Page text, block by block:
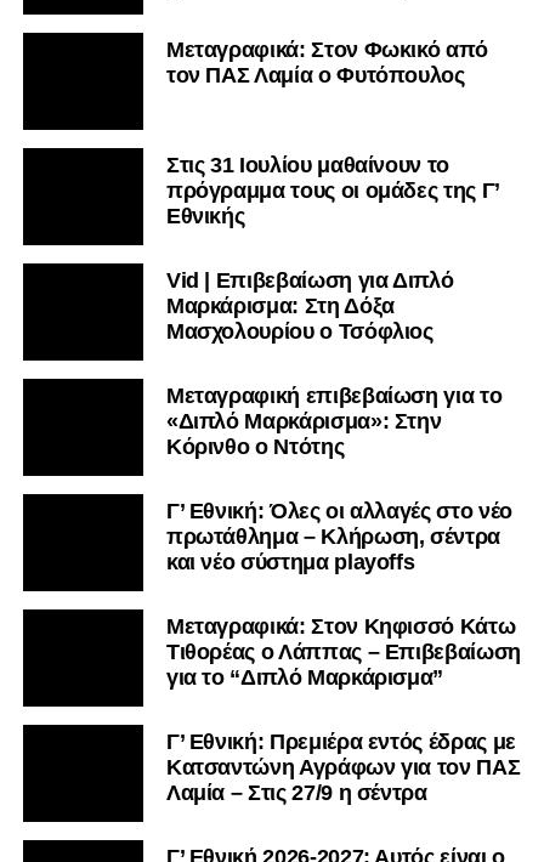
Μεταγραφικά: Στον Φωκικό από
τον ΠΑΣ Λαμία ο Φυτόπουλος
Στις 31 Ιουλίου μαθαίνουν το
πρόγραμμα τους οι ομάδες της Γ’
Εθνικής
Vid | Επιβεβαίωση για Διπλό
Μαρκάρισμα: Στη Δόξα
Μασχολουρίου ο Τσόφλιος
Μεταγραφική επιβεβαίωση για το
«Διπλό Μαρκάρισμα»: Στην
Κόρινθο ο Ντότης
Γ’ Εθνική: Όλες οι αλλαγές στο νέο
πρωτάθλημα – Κλήρωση, σέντρα
και νέο σύστημα playoffs
Μεταγραφικά: Στον Κηφισσό Κάτω
Τιθορέας ο Λάππας – Επιβεβαίωση
για το “Διπλό Μαρκάρισμα”
Γ’ Εθνική: Πρεμιέρα εντός έδρας με
Κατσαντώνη Αγράφων για τον ΠΑΣ
Λαμία – Στις 27/9 η σέντρα